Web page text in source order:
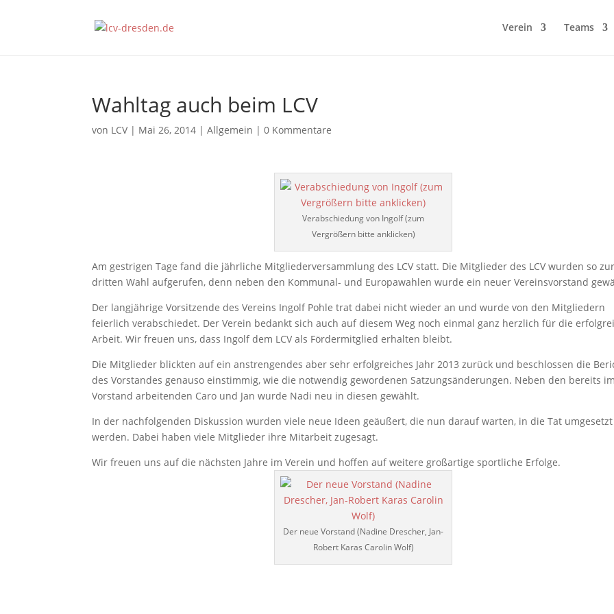
Verein Teams
Wahltag auch beim LCV
von LCV | Mai 26, 2014 |Allgemein |0 Kommentare
Verabschiedung von Ingolf (zum
Vergrößern bitte anklicken)
Am gestrigen Tage fand die jährliche Mitgliederversammlung des LCV statt. Die Mitglieder des LCV wurden so zur
dritten Wahl aufgerufen, denn neben den Kommunal- und Europawahlen wurde ein neuer Vereinsvorstand
Der langjährige Vorsitzende des Vereins Ingolf Pohle trat dabei nicht wieder an und wurde von den Mitgliedern
feierlich verabschiedet. Der Verein bedankt sich auch auf diesem Weg noch einmal ganz herzlich für die
Arbeit. Wir freuen uns, dass Ingolf dem LCV als Fördermitglied erhalten bleibt.
Die Mitglieder blickten auf ein anstrengendes aber sehr erfolgreiches Jahr 2013 zurück und beschlossen die
des Vorstandes genauso einstimmig, wie die notwendig gewordenen Satzungsänderungen. Neben den bereits im
Vorstand arbeitenden Caro und Jan wurde Nadi neu in diesen gewählt.
In der nachfolgenden Diskussion wurden viele neue Ideen geäußert, die nun darauf warten, in die Tat umgesetzt
werden. Dabei haben viele Mitglieder ihre Mitarbeit zugesagt.
Wir freuen uns auf die nächsten Jahre im Verein und hoffen auf weitere großartige sportliche Erfolge.
Der neue Vorstand (Nadine Drescher, Jan-
Robert Karas Carolin Wolf)